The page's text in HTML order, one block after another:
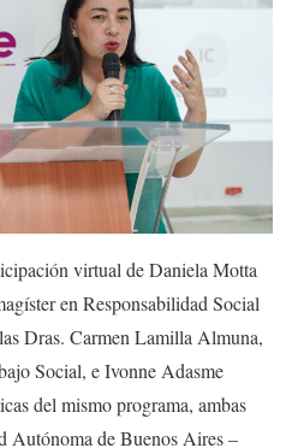
virtual de Daniela Motta
en Responsabilidad Social
Dras. Carmen Lamilla Almuna,
Social, e Ivonne Adasme
del mismo programa, ambas
Autónoma de Buenos Aires –